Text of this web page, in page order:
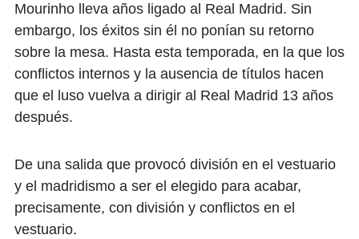
Mourinho lleva años ligado al Real Madrid. Sin
embargo, los éxitos sin él no ponían su retorno
sobre la mesa. Hasta esta temporada, en la que los
conflictos internos y la ausencia de títulos hacen
que el luso vuelva a dirigir al Real Madrid 13 años
después.
De una salida que provocó división en el vestuario
y el madridismo a ser el elegido para acabar,
precisamente, con división y conflictos en el
vestuario.